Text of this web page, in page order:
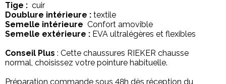
Tige : cuir
Doublure intérieure : textile
Semelle intérieure Confort amovible
Semelle extérieure : EVA ultralégères et flexibles
Conseil Plus : Cette chaussures RIEKER chausse
normal, choisissez votre pointure habituelle.
Préparation commande sous 48h dès réception du